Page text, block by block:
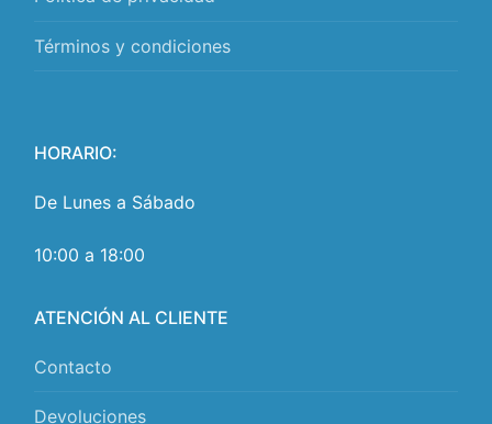
Términos y condiciones
HORARIO:
De Lunes a Sábado
10:00 a 18:00
ATENCIÓN AL CLIENTE
Contacto
Devoluciones